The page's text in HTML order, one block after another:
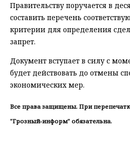
Правительству поручается в
составить перечень
критерии для определения
запрет.
Документ вступает в силу с
будет действовать до отмены
экономических мер.
Все права защищены. При
"Грозный-информ" обязательна.